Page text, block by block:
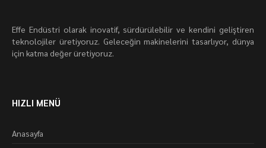
Effe Endüstri olarak inovatif, sürdürülebilir ve kendini geliştiren
teknolojiler üretiyoruz. Geleceğin makinelerini tasarlıyor, dünya
için katma değer üretiyoruz.
HIZLI MENÜ
Anasayfa